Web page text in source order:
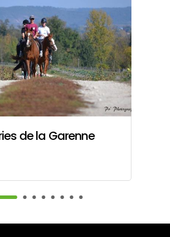
de la Garenne